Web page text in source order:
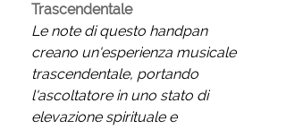
Trascendentale
Le note di questo handpan
creano un'esperienza musicale
trascendentale, portando
l'ascoltatore in uno stato di
elevazione spirituale e